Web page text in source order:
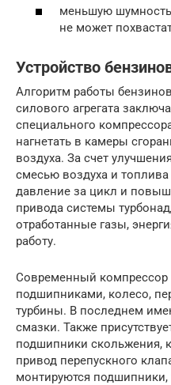
меньшую
не может
Устройство
Алгоритм работы
силового агрегата
специального
нагнетать в камеры
воздуха. За счет
смесью воздуха и
давление за цикл и
привода системы
отработанные газы,
работу.
Современный компрессор
подшипниками, колесо,
турбины. В последнем
смазки. Также
подшипники скольжения,
привод перепускного
монтируются подшипники,